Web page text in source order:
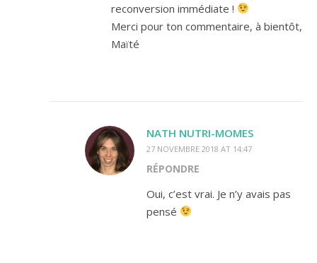
reconversion immédiate !
Merci pour ton commentaire, à bientôt,
Maïté
NATH NUTRI-MOMES
27 NOVEMBRE 2018 AT 14:47
RÉPONDRE
Oui, c’est vrai. Je n’y avais pas
pensé